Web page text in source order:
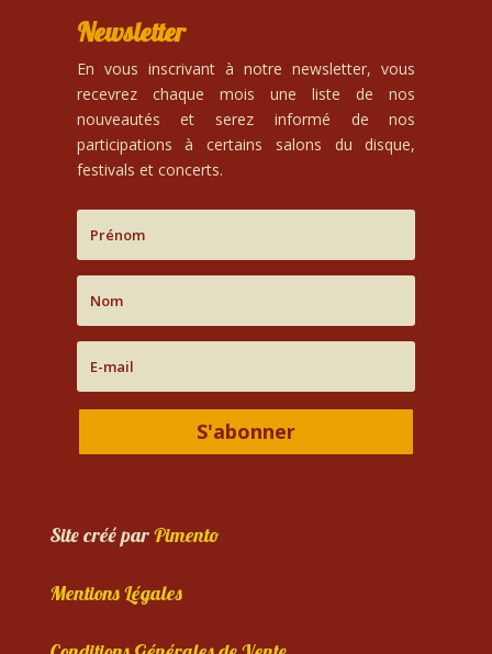
Newsletter
En vous inscrivant à notre newsletter, vous
recevrez chaque mois une liste de nos
nouveautés et serez informé de nos
participations à certains salons du disque,
festivals et concerts.
S'abonner
Site créé parPimento
Mentions Légales